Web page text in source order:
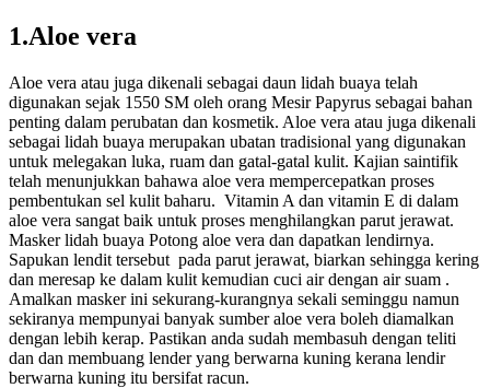
1.Aloe vera
Aloe vera atau juga dikenali sebagai daun lidah buaya telah
digunakan sejak 1550 SM oleh orang Mesir Papyrus sebagai bahan
penting dalam perubatan dan kosmetik. Aloe vera atau juga dikenali
sebagai lidah buaya merupakan ubatan tradisional yang digunakan
untuk melegakan luka, ruam dan gatal-gatal kulit. Kajian saintifik
telah menunjukkan bahawa aloe vera mempercepatkan proses
pembentukan sel kulit baharu. Vitamin A dan vitamin E di dalam
aloe vera sangat baik untuk proses menghilangkan parut jerawat.
Masker lidah buaya Potong aloe vera dan dapatkan lendirnya.
Sapukan lendit tersebut pada parut jerawat, biarkan sehingga kering
dan meresap ke dalam kulit kemudian cuci air dengan air suam .
Amalkan masker ini sekurang-kurangnya sekali seminggu namun
sekiranya mempunyai banyak sumber aloe vera boleh diamalkan
dengan lebih kerap. Pastikan anda sudah membasuh dengan teliti
dan dan membuang lender yang berwarna kuning kerana lendir
berwarna kuning itu bersifat racun.